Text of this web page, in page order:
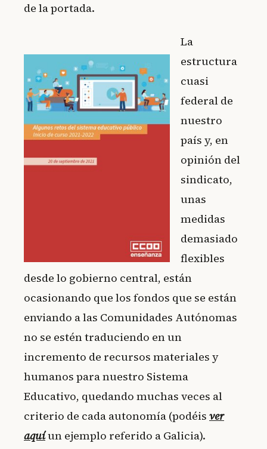
de la portada.
La
estructura
cuasi
federal de
nuestro
país y, en
opinión del
sindicato,
unas
medidas
demasiado
flexibles
desde lo gobierno central, están
ocasionando que los fondos que se están
enviando a las Comunidades Autónomas
no se estén traduciendo en un
incremento de recursos materiales y
humanos para nuestro Sistema
Educativo, quedando muchas veces al
criterio de cada autonomía (podéis ver
aquíun ejemplo referido a Galicia).